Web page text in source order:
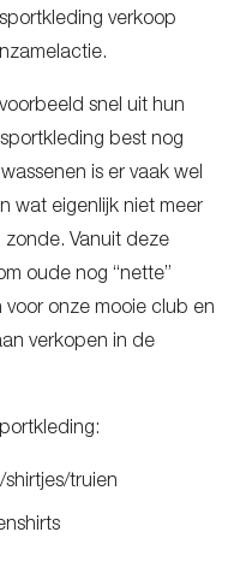
verkoop
snel uit hun
best nog
is er vaak wel
wat eigenlijk niet meer
Vanuit deze
oude nog “nette”
onze mooie club en
verkopen in de
truien